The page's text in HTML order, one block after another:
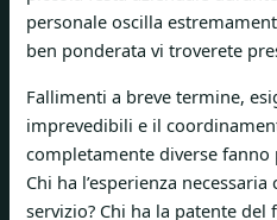
personale oscilla
ben ponderata vi troverete
Fallimenti a breve termine,
imprevedibili e il
completamente diverse
Chi ha l’esperienza
servizio? Chi ha la patente